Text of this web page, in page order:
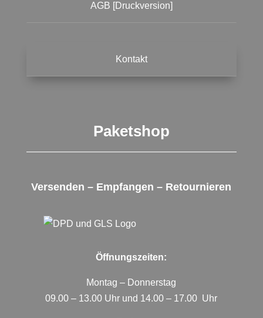
AGB [Druckversion]
Kontakt
Paketshop
Versenden – Empfangen – Retournieren
Öffnungszeiten:
Montag – Donnerstag
09.00 – 13.00 Uhr und 14.00 – 17.00 Uhr